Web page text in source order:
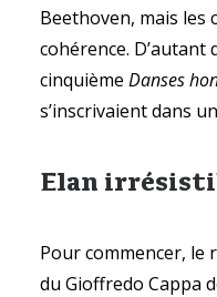
Beethoven, mais les
cohérence. D’autant
cinquième Danses
s’inscrivaient dans
Elan
Pour commencer, le
du Gioffredo Cappa